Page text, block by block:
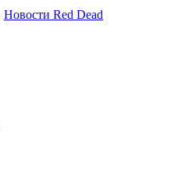
Новости Red Dead